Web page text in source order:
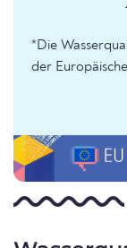
*Die
der